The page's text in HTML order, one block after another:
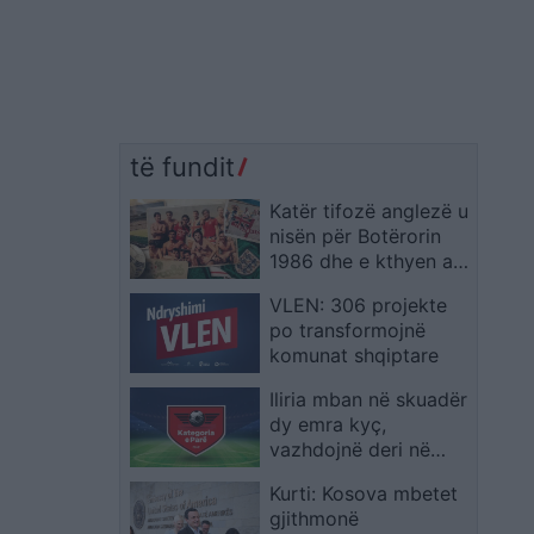
të fundit
Katër tifozë anglezë u
nisën për Botërorin
1986 dhe e kthyen atë
re larg shtëpisë
VLEN: 306 projekte
po transformojnë
komunat shqiptare
Iliria mban në skuadër
dy emra kyç,
vazhdojnë deri në
Superiores
Kurti: Kosova mbetet
gjithmonë